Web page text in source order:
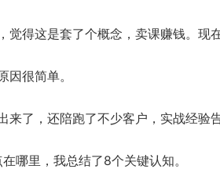
觉得这是套了个概念，卖课赚钱。现
因很简单。
来了，还陪跑了不少客户，实战经验
哪里，我总结了8个关键认知。